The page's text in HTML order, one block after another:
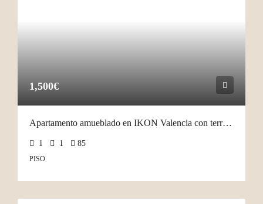
1,500€
Apartamento amueblado en IKON Valencia con terraza
1 1 85
PISO